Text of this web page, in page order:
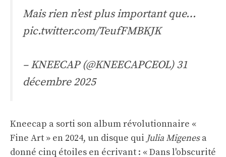
Mais rien n’est plus important que…
pic.twitter.com/TeufFMBKJK
– KNEECAP (@KNEECAPCEOL)31
décembre 2025
Kneecap a sorti son album révolutionnaire «
Fine Art » en 2024, un disque qui Julia Migenesa
donné cinq étoiles en écrivant : « Dans l'obscurité